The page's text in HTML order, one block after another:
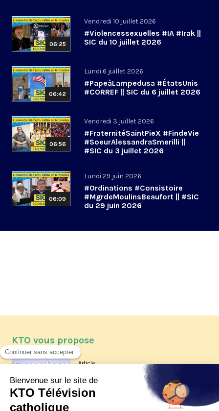
06:25
Vendredi 10 juillet 2026
#Violencessexuelles #IA #Irak ||
SIC du 10 juillet 2026
06:42
Lundi 6 juillet 2026
#PapeàLampedusa #ÉtatsUnis
#CORREF || SIC du 6 juillet 2026
06:56
Vendredi 3 juillet 2026
#FraternitéSaintPieX #FindeVie
#SoeurAlessandraSmerilli ||
#SIC du 3 juillet 2026
06:09
Lundi 29 juin 2026
#Ordinations #Consistoire
#MgrdeMoulinsBeaufort || #SIC
du 29 juin 2026
KTO vous propose
Article
Les reportages d'été 2026 de KTO